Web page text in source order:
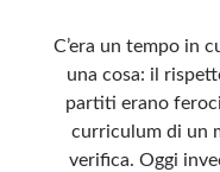
C’era un tempo in
una cosa: il
partiti erano
curriculum di un
verifica. Oggi